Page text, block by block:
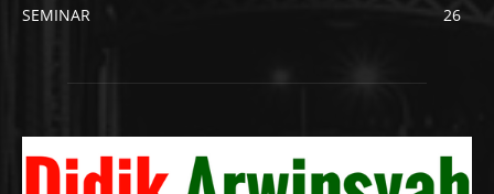
SEMINAR
26